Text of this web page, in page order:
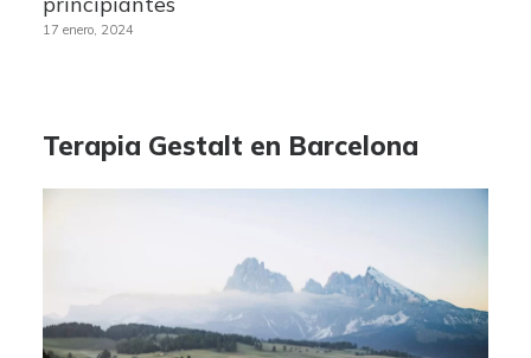
17 enero, 2024
Terapia Gestalt en Barcelona